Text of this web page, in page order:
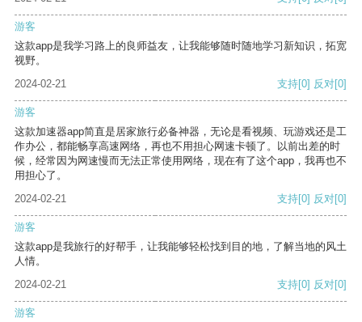
游客
这款app是我学习路上的良师益友，让我能够随时随地学习新知识，拓宽
视野。
2024-02-21
支持[0] 反对[0]
游客
这款加速器app简直是居家旅行必备神器，无论是看视频、玩游戏还是工
作办公，都能畅享高速网络，再也不用担心网速卡顿了。以前出差的时
候，经常因为网速慢而无法正常使用网络，现在有了这个app，我再也不
用担心了。
2024-02-21
支持[0] 反对[0]
游客
这款app是我旅行的好帮手，让我能够轻松找到目的地，了解当地的风土
人情。
2024-02-21
支持[0] 反对[0]
游客